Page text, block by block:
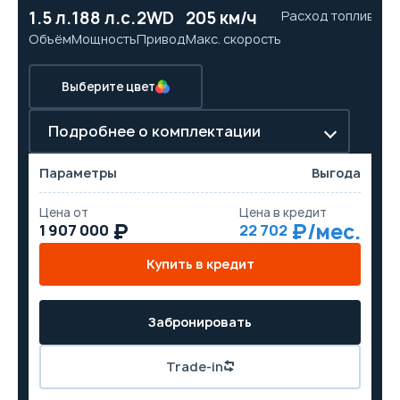
1.5 л.
Объём
188 л.с.
Мощность
2WD
Привод
205 км/ч
Макс. скорость
Расход топлива
Выберите цвет
Подробнее о комплектации
Параметры Выгода
Цена от
1 907 000
Цена в кредит
22 702
Купить в кредит
Trade-in
Забронировать